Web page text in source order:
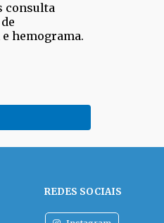
consulta
hemograma.
anos
para